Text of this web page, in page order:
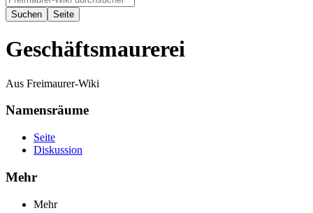
Geschäftsmaurerei
Aus Freimaurer-Wiki
Namensräume
Seite
Diskussion
Mehr
Mehr